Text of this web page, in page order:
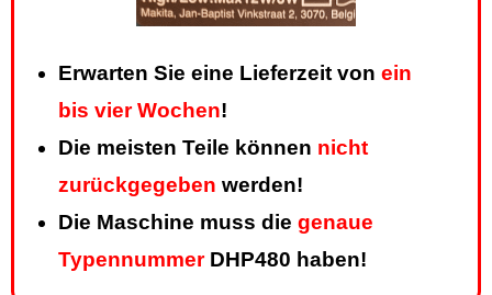
Erwarten Sie eine Lieferzeit von ein
bis vier Wochen!
Die meisten Teile können nicht
zurückgegeben werden!
Die Maschine muss die genaue
TypennummerDHP480 haben!